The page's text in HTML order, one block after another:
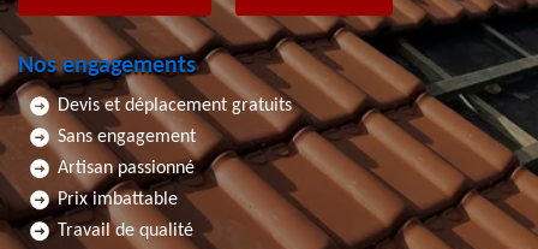
Nos engagements
Devis et déplacement gratuits
Sans engagement
Artisan passionné
Prix imbattable
Travail de qualité